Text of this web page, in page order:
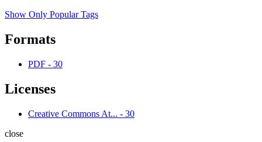
Show Only Popular Tags
Formats
PDF - 30
Licenses
Creative Commons At... - 30
close